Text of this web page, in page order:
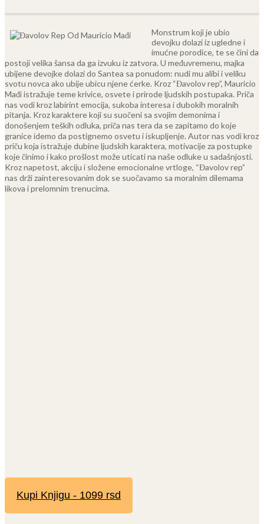
Monstrum koji je ubio
devojku dolazi iz ugledne i
imućne porodice, te se čini da
postoji velika šansa da ga izvuku iz zatvora. U međuvremenu, majka
ubijene devojke dolazi do Santea sa ponudom: nudi mu alibi i veliku
svotu novca ako ubije ubicu njene ćerke. Kroz “Đavolov rep”, Mauricio
Mađi istražuje teme krivice, osvete i prirode ljudskih postupaka. Priča
nas vodi kroz labirint emocija, sukoba interesa i dubokih moralnih
pitanja. Kroz karaktere koji su suočeni sa svojim demonima i
donošenjem teških odluka, priča nas tera da se zapitamo do koje
granice idemo da postignemo osvetu i iskupljenje. Autor nas vodi kroz
priču koja istražuje dubine ljudskih karaktera, motivacije za postupke
koje činimo i kako prošlost može uticati na naše odluke u sadašnjosti.
Kroz napetost, akciju i složene emocionalne vrtloge, “Đavolov rep”
nas drži zainteresovanim dok se suočavamo sa moralnim dilemama
likova i prelomnim trenucima.
Kupi Knjigu - 1099 rsd